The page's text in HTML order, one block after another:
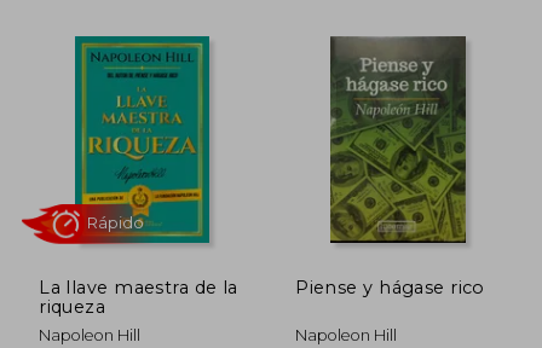
10%
dcto. $ 38.610
5%
dcto.
La llave maestra de la
riqueza
Napoleon Hill
Piense y hágase rico
Napoleon Hill